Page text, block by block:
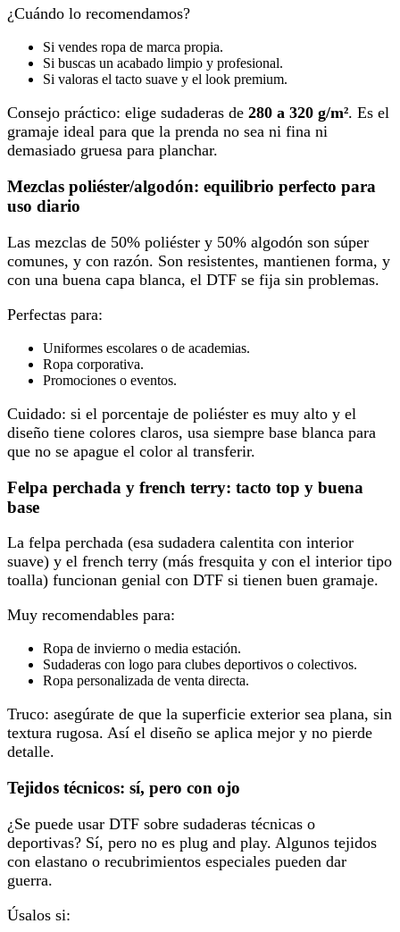
¿Cuándo lo recomendamos?
Si vendes ropa de marca propia.
Si buscas un acabado limpio y profesional.
Si valoras el tacto suave y el look premium.
Consejo práctico: elige sudaderas de 280 a 320 g/m². Es el
gramaje ideal para que la prenda no sea ni fina ni
demasiado gruesa para planchar.
Mezclas poliéster/algodón: equilibrio perfecto para
uso diario
Las mezclas de 50% poliéster y 50% algodón son súper
comunes, y con razón. Son resistentes, mantienen forma, y
con una buena capa blanca, el DTF se fija sin problemas.
Perfectas para:
Uniformes escolares o de academias.
Ropa corporativa.
Promociones o eventos.
Cuidado: si el porcentaje de poliéster es muy alto y el
diseño tiene colores claros, usa siempre base blanca para
que no se apague el color al transferir.
Felpa perchada y french terry: tacto top y buena
base
La felpa perchada (esa sudadera calentita con interior
suave) y el french terry (más fresquita y con el interior tipo
toalla) funcionan genial con DTF si tienen buen gramaje.
Muy recomendables para:
Ropa de invierno o media estación.
Sudaderas con logo para clubes deportivos o colectivos.
Ropa personalizada de venta directa.
Truco: asegúrate de que la superficie exterior sea plana, sin
textura rugosa. Así el diseño se aplica mejor y no pierde
detalle.
Tejidos técnicos: sí, pero con ojo
¿Se puede usar DTF sobre sudaderas técnicas o
deportivas? Sí, pero no es plug and play. Algunos tejidos
con elastano o recubrimientos especiales pueden dar
guerra.
Úsalos si: